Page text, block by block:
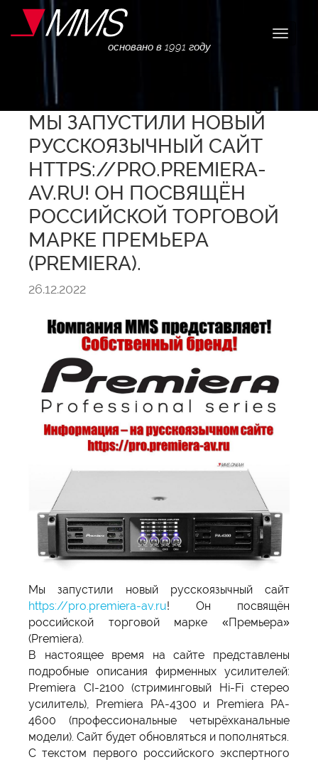
основано в 1991 году
МЫ ЗАПУСТИЛИ НОВЫЙ
РУССКОЯЗЫЧНЫЙ САЙТ
HTTPS://PRO.PREMIERA-
AV.RU! ОН ПОСВЯЩЁН
РОССИЙСКОЙ ТОРГОВОЙ
МАРКЕ ПРЕМЬЕРА
(PREMIERA).
26.12.2022
Мы запустили новый русскоязычный сайт
https://pro.premiera-av.ru! Он посвящён
российской торговой марке «Премьера»
(Premiera).
В настоящее время на сайте представлены
подробные описания фирменных усилителей:
Premiera CI-2100 (стриминговый Hi-Fi стерео
усилитель), Premiera PA-4300 и Premiera PA-
4600 (профессиональные четырёхканальные
модели). Сайт будет обновляться и пополняться.
С текстом первого российского экспертного